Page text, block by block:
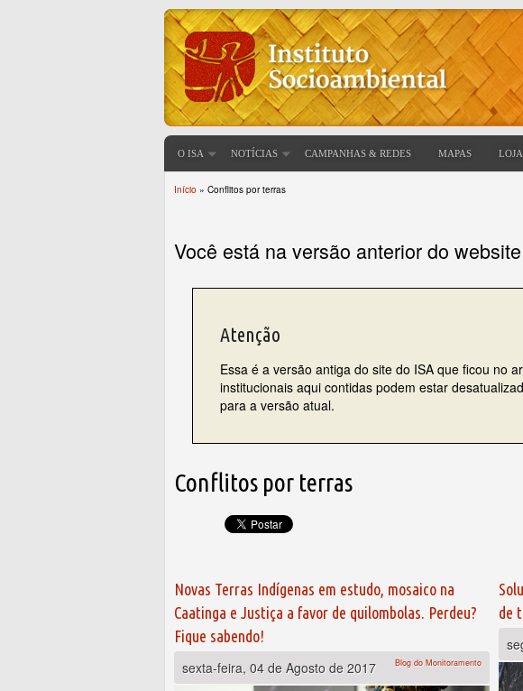
O ISA NOTÍCIAS CAMPANHAS & REDES MAPAS LOJA
Início » Conflitos por terras
Você está na versão anterior do
Atenção
Essa é a versão antiga do site do ISA que ficou no
institucionais aqui contidas podem estar
para a versão atual.
Conflitos por terras
Novas Terras Indígenas em estudo, mosaico na
Caatinga e Justiça a favor de quilombolas. Perdeu?
Fique sabendo!
sexta-feira, 04 de Agosto de 2017
Blog do Monitoramento
de